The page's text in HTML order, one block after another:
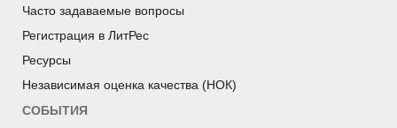
Часто задаваемые вопросы
Регистрация в ЛитРес
Ресурсы
Независимая оценка качества (НОК)
СОБЫТИЯ